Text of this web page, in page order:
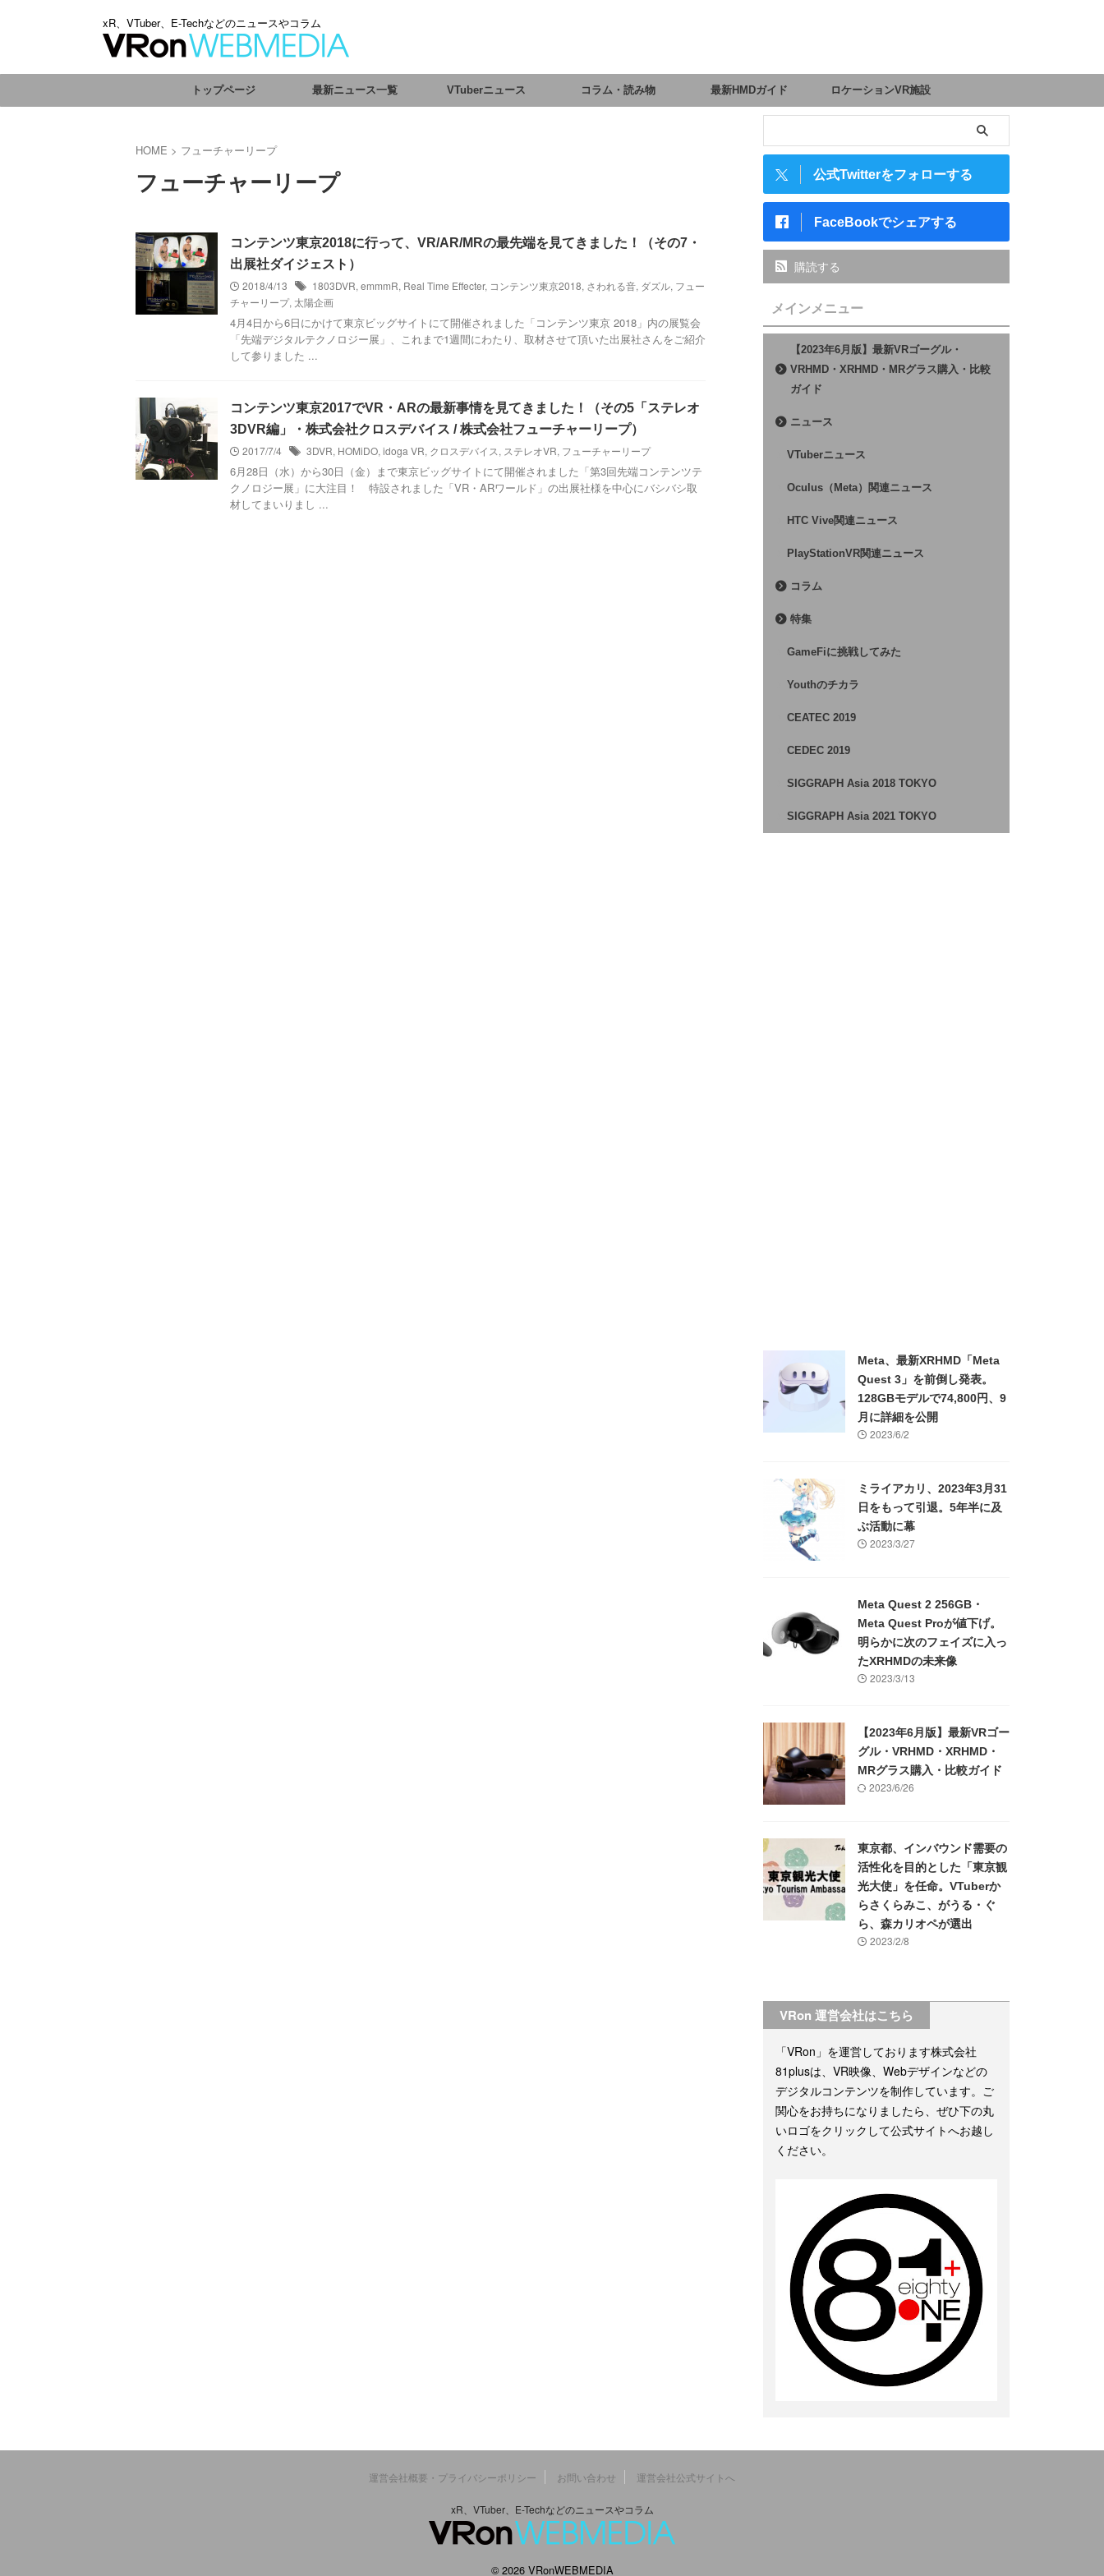
xR、VTuber、E-Techなどのニュースやコラム
トップページ 最新ニュース一覧 VTuberニュース コラム・読み物 最新HMDガイド ロケーションVR施設
HOME > フューチャーリープ
フューチャーリープ
コンテンツ東京2018に行って、VR/AR/MRの最先端を見てきました！（その7・
出展社ダイジェスト）
2018/4/13
1803DVR, emmmR, Real Time Effecter, コンテンツ東京2018, さわれる音, ダズル, フュー
チャーリープ, 太陽企画
4月4日から6日にかけて東京ビッグサイトにて開催されました「コンテンツ東京 2018」内の展覧会
「先端デジタルテクノロジー展」、これまで1週間にわたり、取材させて頂いた出展社さんをご紹介
して参りました ...
コンテンツ東京2017でVR・ARの最新事情を見てきました！（その5「ステレオ
3DVR編」・株式会社クロスデバイス / 株式会社フューチャーリープ）
2017/7/4
3DVR, HOMiDO, idoga VR, クロスデバイス, ステレオVR, フューチャーリープ
6月28日（水）から30日（金）まで東京ビッグサイトにて開催されました「第3回先端コンテンツテ
クノロジー展」に大注目！ 特設されました「VR・ARワールド」の出展社様を中心にバシバシ取
材してまいりまし ...
公式Twitterをフォローする
FaceBookでシェアする
購読する
メインメニュー
【2023年6月版】最新VRゴーグル・
VRHMD・XRHMD・MRグラス購入・比較
ガイド
ニュース
VTuberニュース
Oculus（Meta）関連ニュース
HTC Vive関連ニュース
PlayStationVR関連ニュース
コラム
特集
GameFiに挑戦してみた
Youthのチカラ
CEATEC 2019
CEDEC 2019
SIGGRAPH Asia 2018 TOKYO
SIGGRAPH Asia 2021 TOKYO
Meta、最新XRHMD「Meta
Quest 3」を前倒し発表。
128GBモデルで74,800円、9
月に詳細を公開
2023/6/2
ミライアカリ、2023年3月31
日をもって引退。5年半に及
ぶ活動に幕
2023/3/27
Meta Quest 2 256GB・
Meta Quest Proが値下げ。
明らかに次のフェイズに入っ
たXRHMDの未来像
2023/3/13
【2023年6月版】最新VRゴー
グル・VRHMD・XRHMD・
MRグラス購入・比較ガイド
2023/6/26
東京都、インバウンド需要の
活性化を目的とした「東京観
光大使」を任命。VTuberか
らさくらみこ、がうる・ぐ
ら、森カリオペが選出
2023/2/8
VRon 運営会社はこちら
「VRon」を運営しております株式会社
81plusは、VR映像、Webデザインなどの
デジタルコンテンツを制作しています。ご
関心をお持ちになりましたら、ぜひ下の丸
いロゴをクリックして公式サイトへお越し
ください。
運営会社概要・プライバシーポリシー お問い合わせ 運営会社公式サイトへ
xR、VTuber、E-Techなどのニュースやコラム
© 2026 VRonWEBMEDIA